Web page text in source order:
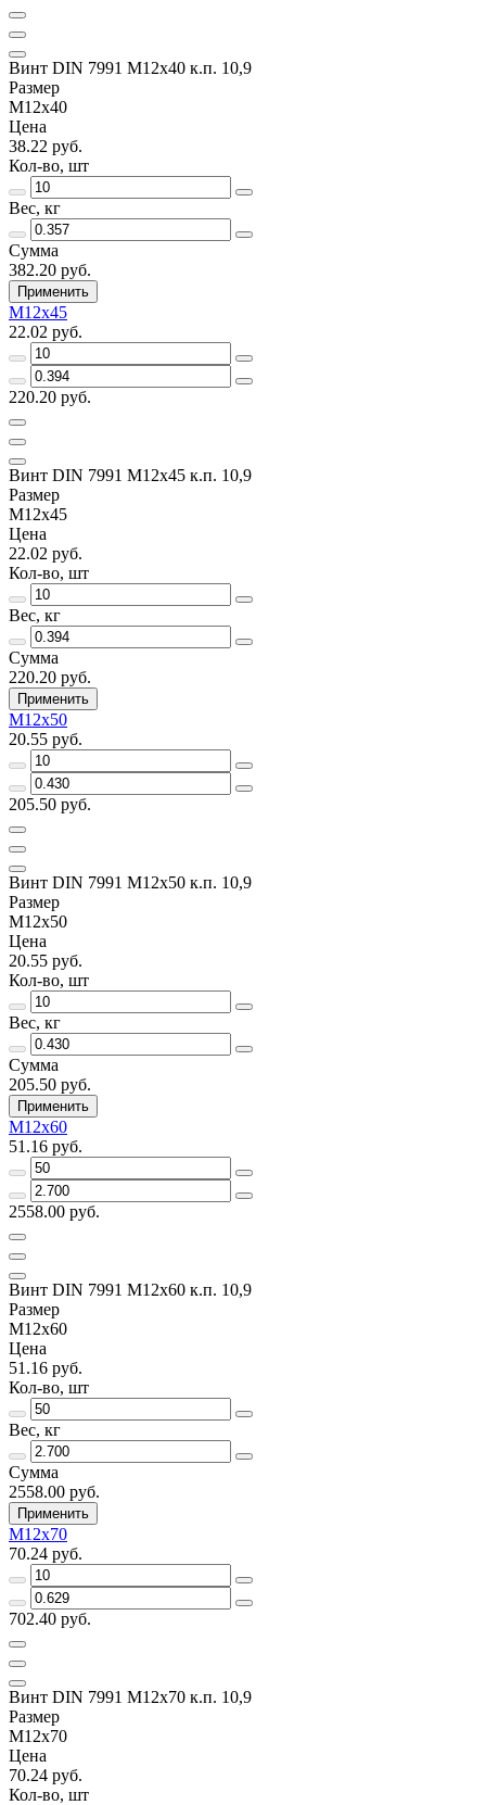
Винт DIN 7991 M12х40 к.п. 10,9
Размер
M12х40
Цена
38.22 руб.
Кол-во, шт
Вес, кг
Сумма
382.20 руб.
Применить
M12х45
22.02 руб.
220.20 руб.
Винт DIN 7991 M12х45 к.п. 10,9
Размер
M12х45
Цена
22.02 руб.
Кол-во, шт
Вес, кг
Сумма
220.20 руб.
Применить
M12х50
20.55 руб.
205.50 руб.
Винт DIN 7991 M12х50 к.п. 10,9
Размер
M12х50
Цена
20.55 руб.
Кол-во, шт
Вес, кг
Сумма
205.50 руб.
Применить
M12х60
51.16 руб.
2558.00 руб.
Винт DIN 7991 M12х60 к.п. 10,9
Размер
M12х60
Цена
51.16 руб.
Кол-во, шт
Вес, кг
Сумма
2558.00 руб.
Применить
M12х70
70.24 руб.
702.40 руб.
Винт DIN 7991 M12х70 к.п. 10,9
Размер
M12х70
Цена
70.24 руб.
Кол-во, шт